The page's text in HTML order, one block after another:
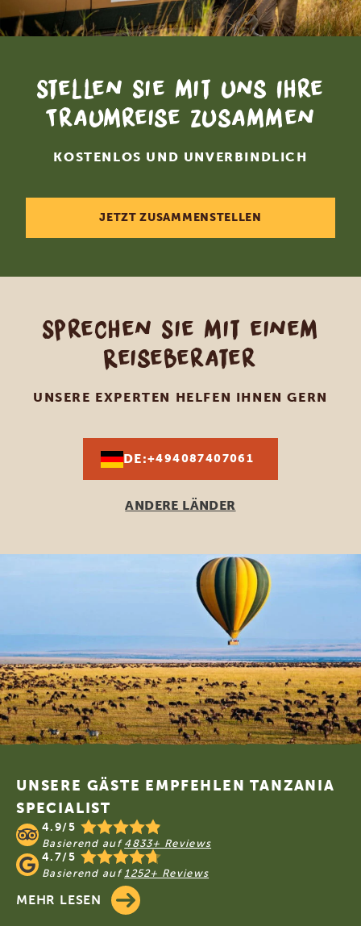
Stellen Sie mit uns Ihre
Traumreise zusammen
KOSTENLOS UND UNVERBINDLICH
JETZT ZUSAMMENSTELLEN
Sprechen Sie mit einem
Reiseberater
UNSERE EXPERTEN HELFEN IHNEN GERN
DE:+494087407061
ANDERE LÄNDER
Footer
UNSERE GÄSTE EMPFEHLEN TANZANIA
SPECIALIST
4.9/5
Basierend auf 4833+ Reviews
4.7/5
Basierend auf1252+ Reviews
MEHR LESEN